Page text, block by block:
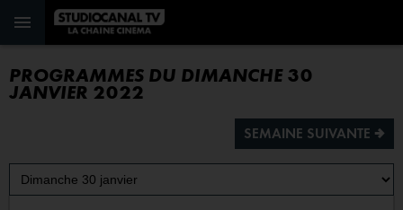
PROGRAMMES DU DIMANCHE 30
JANVIER 2022
SEMAINE SUIVANTE ª